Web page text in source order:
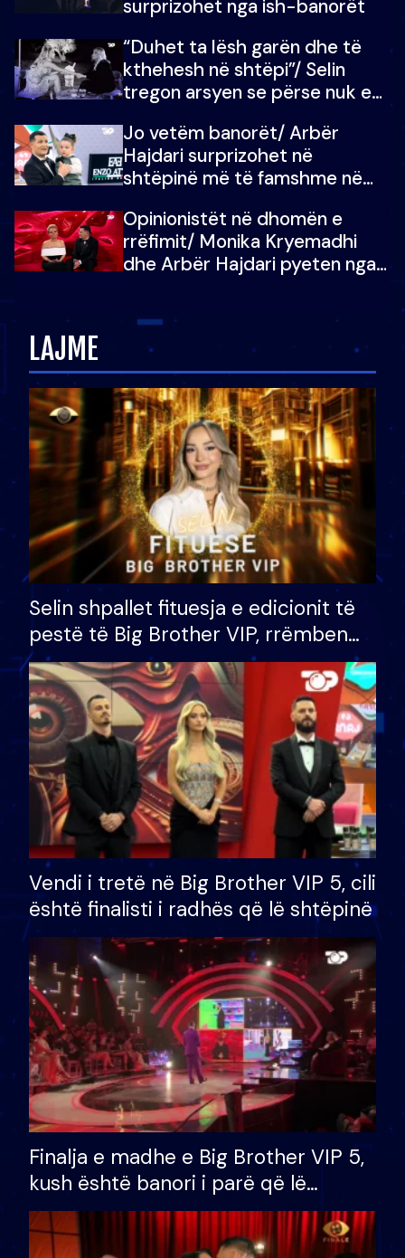
surprizohet nga ish-banorët
“Duhet ta lësh garën dhe të
kthehesh në shtëpi”/ Selin
tregon arsyen se përse nuk e
çoja luftën time deri në fund
Jo vetëm banorët/ Arbër
Hajdari surprizohet në
shtëpinë më të famshme në
vajzën e tij
Opinionistët në dhomën e
rrëfimit/ Monika Kryemadhi
dhe Arbër Hajdari pyeten nga
LAJME
Selin shpallet fituesja e edicionit të
pestë të Big Brother VIP, rrëmben
çmimin e madh prej 100 mijë eurosh
Vendi i tretë në Big Brother VIP 5, cili
është finalisti i radhës që lë shtëpinë
Finalja e madhe e Big Brother VIP 5,
kush është banori i parë që lë
shtëpinë dhe humb mundësinë për
të fituar çmimin e madh